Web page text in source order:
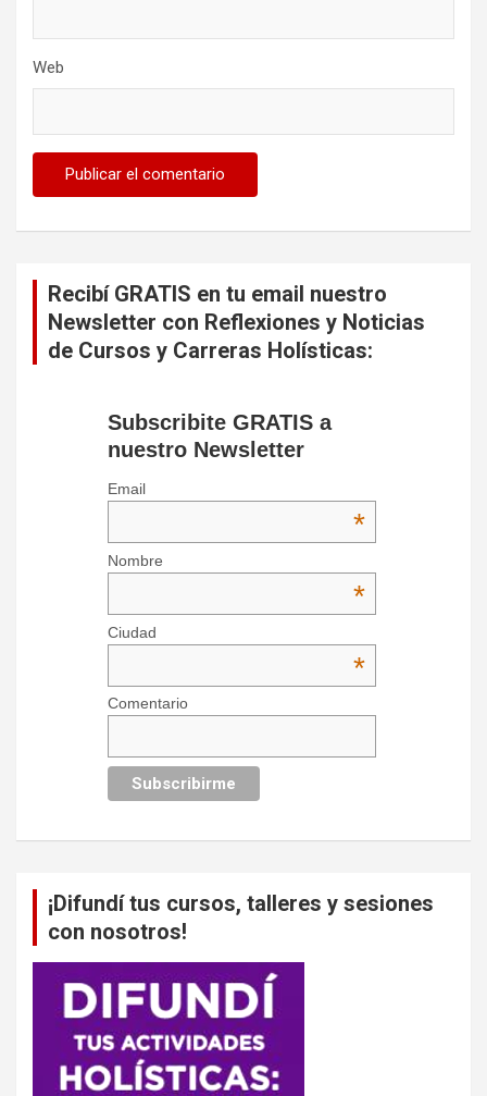
Web
Recibí GRATIS en tu email nuestro
Newsletter con Reflexiones y Noticias
de Cursos y Carreras Holísticas:
Subscribite GRATIS a
nuestro Newsletter
Email
*
Nombre
*
Ciudad
*
Comentario
¡Difundí tus cursos, talleres y sesiones
con nosotros!